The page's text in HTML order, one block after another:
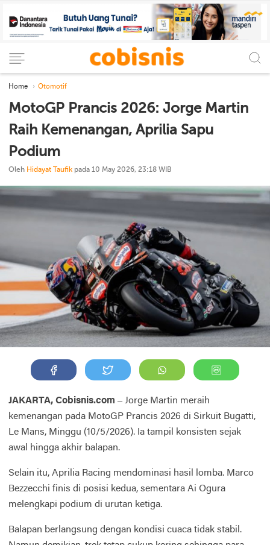
Home Otomotif
MotoGP Prancis 2026: Jorge Martin
Raih Kemenangan, Aprilia Sapu
Podium
Oleh Hidayat Taufik pada 10 May 2026, 23:18 WIB
JAKARTA, Cobisnis.com – Jorge Martin meraih
kemenangan pada MotoGP Prancis 2026 di Sirkuit Bugatti,
Le Mans, Minggu (10/5/2026). Ia tampil konsisten sejak
awal hingga akhir balapan.
Selain itu, Aprilia Racing mendominasi hasil lomba. Marco
Bezzecchi finis di posisi kedua, sementara Ai Ogura
melengkapi podium di urutan ketiga.
Balapan berlangsung dengan kondisi cuaca tidak stabil.